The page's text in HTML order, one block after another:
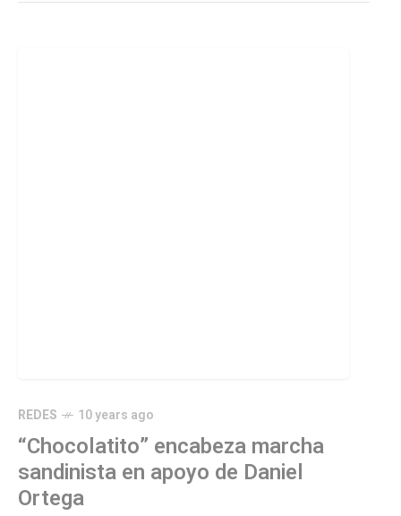
REDES 10 years ago
“Chocolatito” encabeza marcha
sandinista en apoyo de Daniel
Ortega